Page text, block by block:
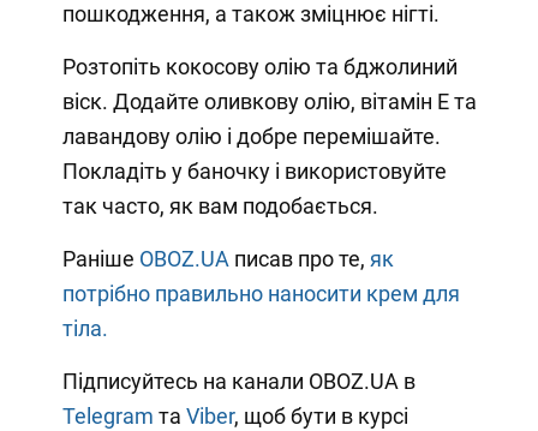
пошкодження, а також зміцнює нігті.
Розтопіть кокосову олію та бджолиний
віск. Додайте оливкову олію, вітамін Е та
лавандову олію і добре перемішайте.
Покладіть у баночку і використовуйте
так часто, як вам подобається.
Раніше OBOZ.UA писав про те, як
потрібно правильно наносити крем для
тіла.
Підписуйтесь на канали OBOZ.UA в
Telegram та Viber, щоб бути в курсі